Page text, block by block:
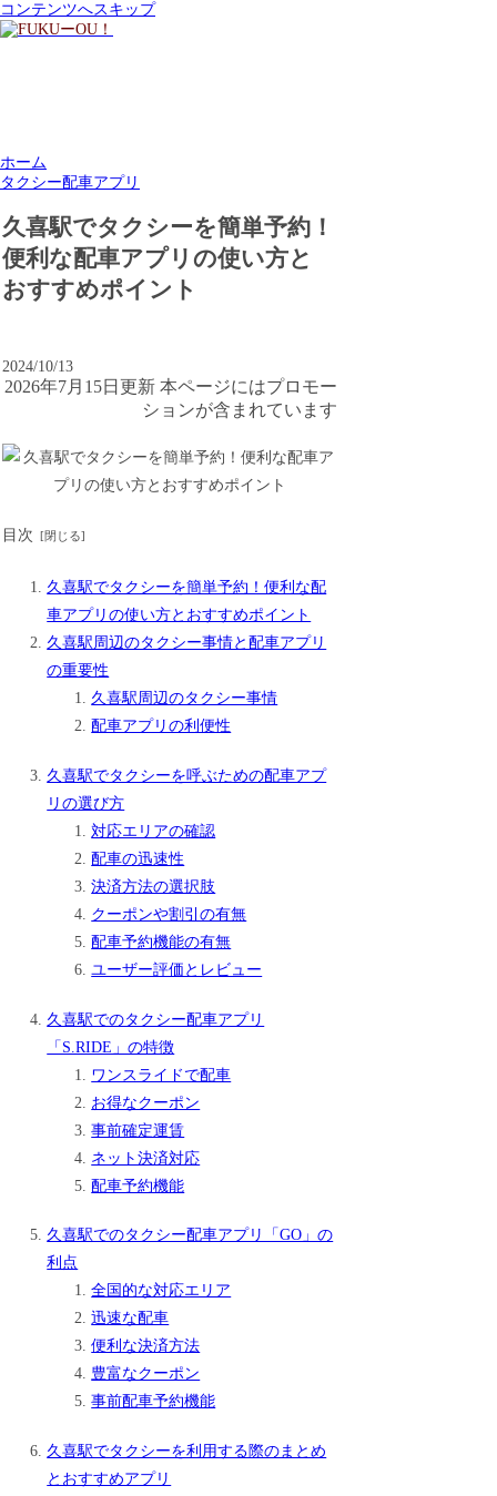
コンテンツへスキップ
ホーム
タクシー配車アプリ
久喜駅でタクシーを簡単予約！
便利な配車アプリの使い方と
おすすめポイント
2024/10/13
2026年7月15日更新 本ページにはプロモー
ションが含まれています
目次
久喜駅でタクシーを簡単予約！便利な配
車アプリの使い方とおすすめポイント
久喜駅周辺のタクシー事情と配車アプリ
の重要性
久喜駅周辺のタクシー事情
配車アプリの利便性
久喜駅でタクシーを呼ぶための配車アプ
リの選び方
対応エリアの確認
配車の迅速性
決済方法の選択肢
クーポンや割引の有無
配車予約機能の有無
ユーザー評価とレビュー
久喜駅でのタクシー配車アプリ
「S.RIDE」の特徴
ワンスライドで配車
お得なクーポン
事前確定運賃
ネット決済対応
配車予約機能
久喜駅でのタクシー配車アプリ「GO」の
利点
全国的な対応エリア
迅速な配車
便利な決済方法
豊富なクーポン
事前配車予約機能
久喜駅でタクシーを利用する際のまとめ
とおすすめアプリ